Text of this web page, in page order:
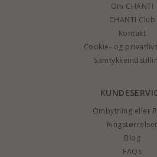
Om CHANTI
CHANTI Club
Kontakt
Cookie- og
Ombytning eller
Ringstørrelser
Blog
FAQs